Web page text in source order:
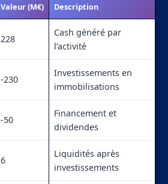
Valeur (M€) Description
228
Cash généré par
l’activité
-230
Investissements en
immobilisations
-50
Financement et
dividendes
6
Liquidités après
investissements